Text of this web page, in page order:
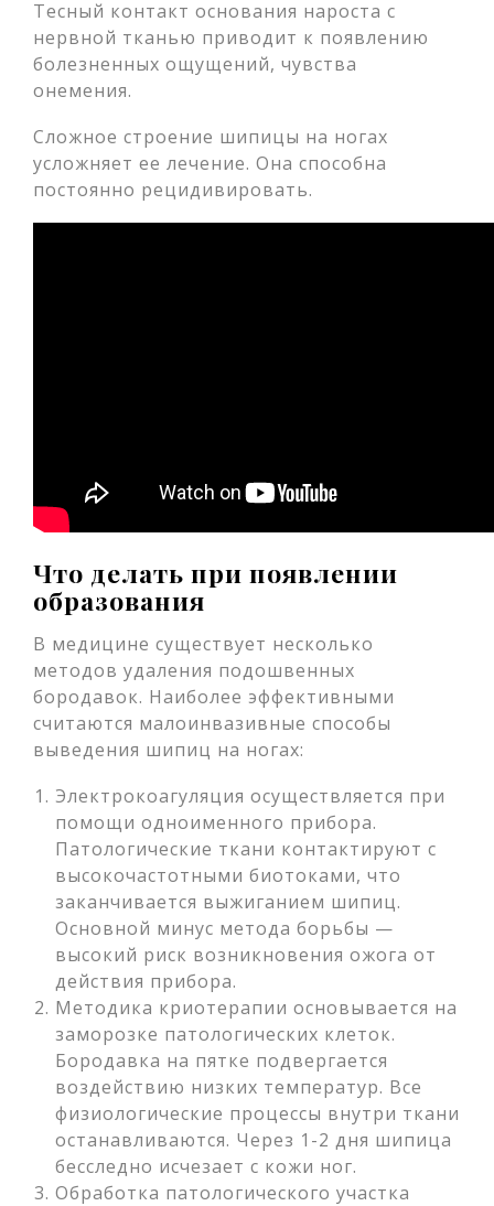
Тесный контакт основания нароста с
нервной тканью приводит к появлению
болезненных ощущений, чувства
онемения.
Сложное строение шипицы на ногах
усложняет ее лечение. Она способна
постоянно рецидивировать.
Что делать при появлении
образования
В медицине существует несколько
методов удаления подошвенных
бородавок. Наиболее эффективными
считаются малоинвазивные способы
выведения шипиц на ногах:
Электрокоагуляция осуществляется при
помощи одноименного прибора.
Патологические ткани контактируют с
высокочастотными биотоками, что
заканчивается выжиганием шипиц.
Основной минус метода борьбы —
высокий риск возникновения ожога от
действия прибора.
Методика криотерапии основывается на
заморозке патологических клеток.
Бородавка на пятке подвергается
воздействию низких температур. Все
физиологические процессы внутри ткани
останавливаются. Через 1-2 дня шипица
бесследно исчезает с кожи ног.
Обработка патологического участка